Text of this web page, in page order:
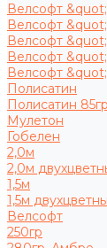
Велсофт
Велсофт
Велсофт
Велсофт
Велсофт
Полисатин
Полисатин 85гр
Мулетон
Гобелен
2,0м
2,0м
1,5м
1,5м
Велсофт
250гр